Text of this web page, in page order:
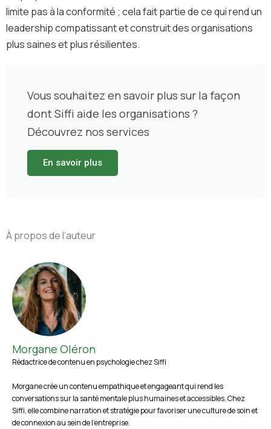
limite pas à la conformité ; cela fait partie de ce qui rend un
leadership compatissant et construit des organisations
plus saines et plus résilientes.
Vous souhaitez en savoir plus sur la façon
dont Siffi aide les organisations ?
Découvrez nos services
En savoir plus
À propos de l’auteur
Morgane Oléron
Rédactrice de contenu en psychologie chez Siffi
Morgane crée un contenu empathique et engageant qui rend les
conversations sur la santé mentale plus humaines et accessibles. Chez
Siffi, elle combine narration et stratégie pour favoriser une culture de soin et
de connexion au sein de l’entreprise.